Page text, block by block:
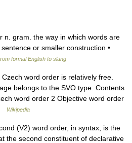
n. gram. the way in which words are
or smaller construction •
formal English to slang
word order is relatively free.
belongs to the SVO type. Contents
word order 2 Objective word order
Wikipedia
(V2) word order, in syntax, is the
the second constituent of declarative